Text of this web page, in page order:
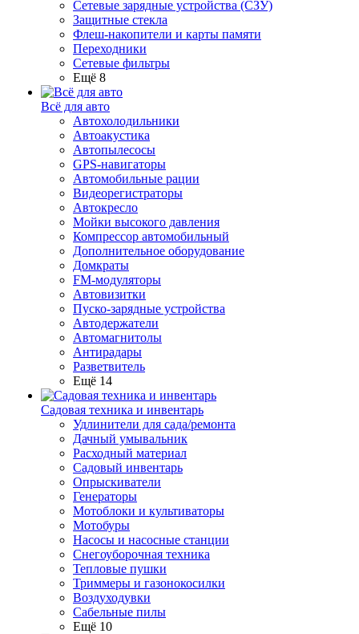
Сетевые зарядные устройства (СЗУ)
Защитные стекла
Флеш-накопители и карты памяти
Переходники
Сетевые фильтры
Ещё 8
Всё для авто
Автохолодильники
Автоакустика
Автопылесосы
GPS-навигаторы
Автомобильные рации
Видеорегистраторы
Автокресло
Мойки высокого давления
Компрессор автомобильный
Дополнительное оборудование
Домкраты
FM-модуляторы
Автовизитки
Пуско-зарядные устройства
Автодержатели
Автомагнитолы
Антирадары
Разветвитель
Ещё 14
Садовая техника и инвентарь
Удлинители для сада/ремонта
Дачный умывальник
Расходный материал
Садовый инвентарь
Опрыскиватели
Генераторы
Мотоблоки и культиваторы
Мотобуры
Насосы и насосные станции
Снегоуборочная техника
Тепловые пушки
Триммеры и газонокосилки
Воздуходувки
Сабельные пилы
Ещё 10